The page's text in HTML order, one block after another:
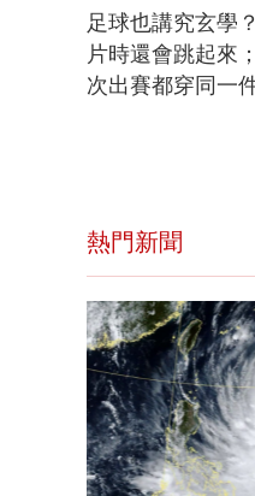
足球也講究玄學
片時還會跳起來
次出賽都穿同一
熱門新聞